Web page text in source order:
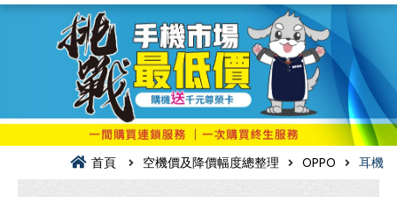
耳
價
幅
度
首頁 空機價及降價幅度總整理 OPPO 耳機